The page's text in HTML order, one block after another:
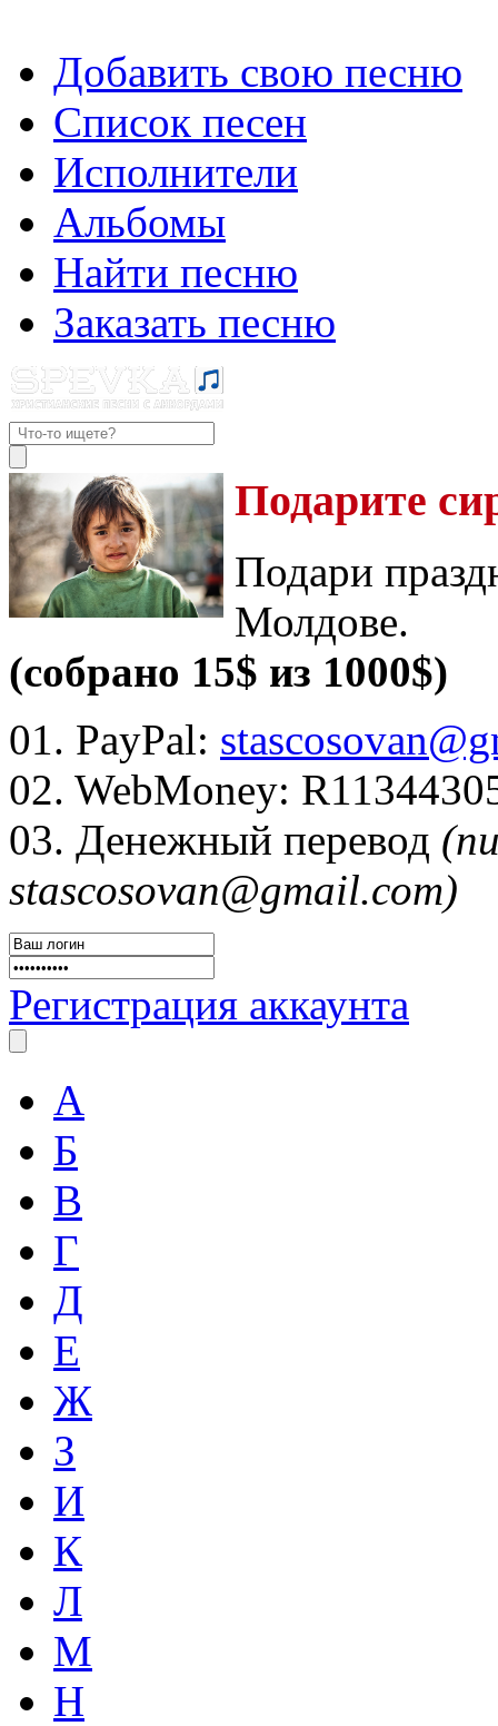
Добавить свою песню
Список песен
Исполнители
Альбомы
Найти песню
Заказать песню
Подарите
Подари
Молдове.
(собрано 15$ из 1000$)
01. PayPal:
02. WebMoney:
03. Денежный перевод
stascosovan@gmail.com)
Регистрация аккаунта
А
Б
В
Г
Д
Е
Ж
З
И
К
Л
М
Н